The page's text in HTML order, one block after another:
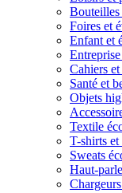
Bouteilles
Foires et
Enfant et
Cahiers
Santé et
Objets
Textile
T-shirts
Sweats
Haut-